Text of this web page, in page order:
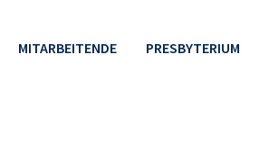
MITARBEITENDE PRESBYTERIUM